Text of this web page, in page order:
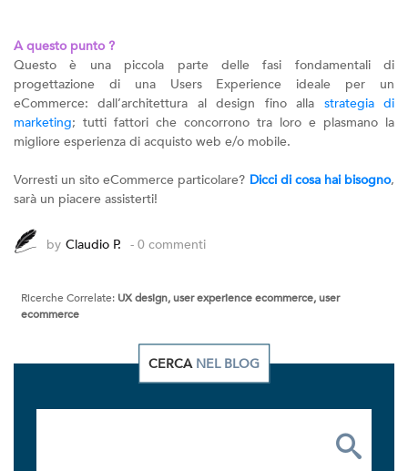
A questo punto ?
Questo è una piccola parte delle fasi fondamentali di
progettazione di una Users Experience ideale per un
eCommerce: dall’architettura al design fino alla strategia di
marketing; tutti fattori che concorrono tra loro e plasmano la
migliore esperienza di acquisto web e/o mobile.
Vorresti un sito eCommerce particolare? Dicci di cosa hai bisogno,
sarà un piacere assisterti!
by Claudio P. - 0 commenti
Ricerche Correlate: UX design, user experience ecommerce, user
ecommerce
CERCA NEL BLOG